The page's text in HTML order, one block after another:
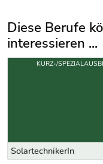
Diese Berufe
interessieren ...
Uber weitere
LandwirtIn